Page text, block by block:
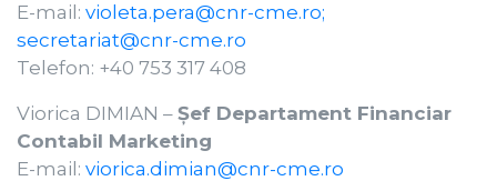
E-mail: violeta.pera@cnr-cme.ro;
secretariat@cnr-cme.ro
Telefon: +40 753 317 408
Viorica DIMIAN – Șef Departament Financiar
Contabil Marketing
E-mail: viorica.dimian@cnr-cme.ro